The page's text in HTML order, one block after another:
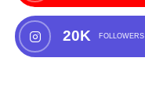
20K FOLLOWERS